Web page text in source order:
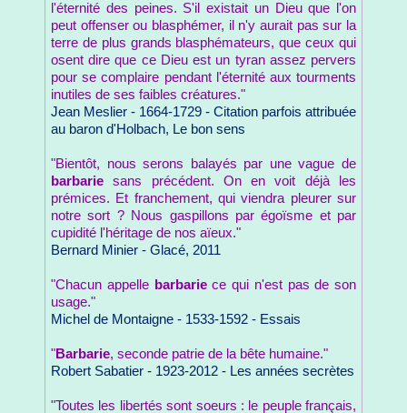
l'éternité des peines. S'il existait un Dieu que l'on
peut offenser ou blasphémer, il n'y aurait pas sur la
terre de plus grands blasphémateurs, que ceux qui
osent dire que ce Dieu est un tyran assez pervers
pour se complaire pendant l'éternité aux tourments
inutiles de ses faibles créatures."
Jean Meslier - 1664-1729 - Citation parfois attribuée
au baron d'Holbach, Le bon sens
"Bientôt, nous serons balayés par une vague de
barbarie sans précédent. On en voit déjà les
prémices. Et franchement, qui viendra pleurer sur
notre sort ? Nous gaspillons par égoïsme et par
cupidité l'héritage de nos aïeux."
Bernard Minier - Glacé, 2011
"Chacun appelle barbariece qui n'est pas de son
usage."
Michel de Montaigne - 1533-1592 - Essais
"Barbarie, seconde patrie de la bête humaine."
Robert Sabatier - 1923-2012 - Les années secrètes
"Toutes les libertés sont soeurs : le peuple français,